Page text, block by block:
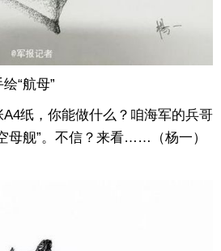
“航母”
纸，你能做什么？咱海军的兵哥
母舰”。不信？来看……（杨一）